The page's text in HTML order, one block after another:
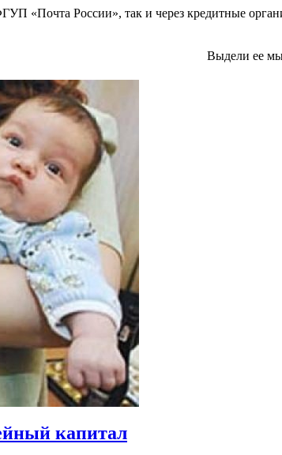
«Почта России», так и через кредитные
Выдели ее
капитал